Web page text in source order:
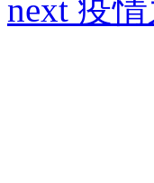
next 疫